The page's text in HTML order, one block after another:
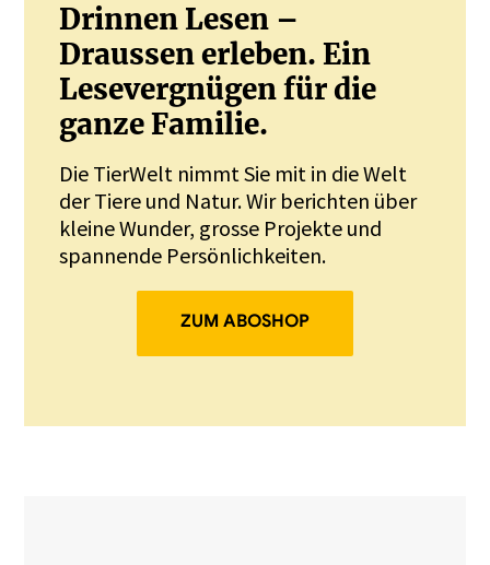
Drinnen Lesen –
Draussen erleben. Ein
Lesevergnügen für die
ganze Familie.
Die TierWelt nimmt Sie mit in die Welt
der Tiere und Natur. Wir berichten über
kleine Wunder, grosse Projekte und
spannende Persönlichkeiten.
ZUM ABOSHOP